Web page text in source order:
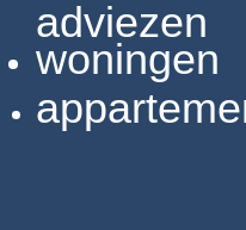
adviezen
woningen